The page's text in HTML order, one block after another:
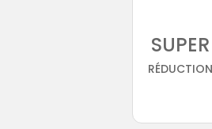
SUPER
RÉDUCTION